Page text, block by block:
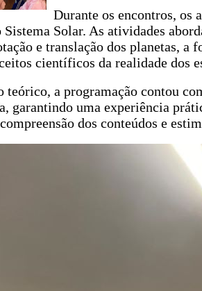
Durante os encontros, os
Solar. As atividades
e translação dos planetas, a
científicos da realidade dos
teórico, a programação contou
garantindo uma experiência
dos conteúdos e